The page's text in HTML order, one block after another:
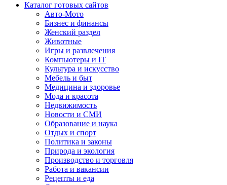
Каталог готовых сайтов
Авто-Мото
Бизнес и финансы
Женский раздел
Животные
Игры и развлечения
Компьютеры и IT
Культура и искусство
Мебель и быт
Медицина и здоровье
Мода и красота
Недвижимость
Новости и СМИ
Образование и наука
Отдых и спорт
Политика и законы
Природа и экология
Производство и торговля
Работа и вакансии
Рецепты и еда